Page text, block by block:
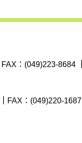
FAX：(049)223-8684
FAX：(049)220-1687